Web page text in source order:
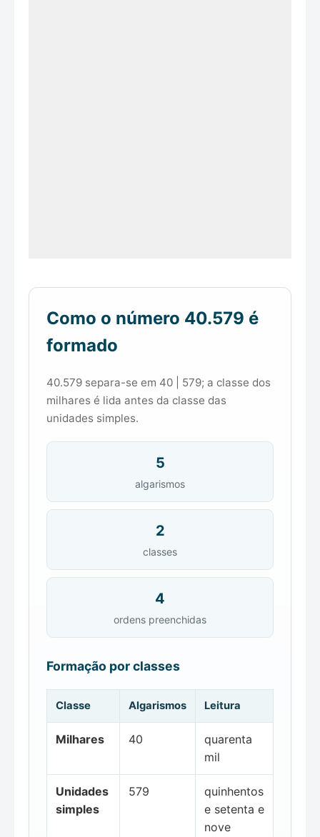
Como o número 40.579 é
formado
40.579 separa-se em 40 | 579; a classe dos
milhares é lida antes da classe das
unidades simples.
5
algarismos
2
classes
4
ordens preenchidas
Formação por classes
Classe Algarismos Leitura
Milhares 40
quarenta
mil
Unidades
simples
579
quinhentos
e setenta e
nove